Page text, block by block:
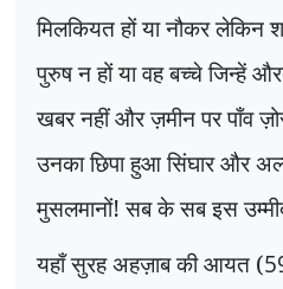
मिलकियत हों या नौकर लेकिन
पुरुष न हों या वह बच्चे जिन्हें
खबर नहीं और ज़मीन पर पाँव
उनका छिपा हुआ सिंघार और
मुसलमानों! सब के सब इस
यहाँ सुरह अहज़ाब की आयत (